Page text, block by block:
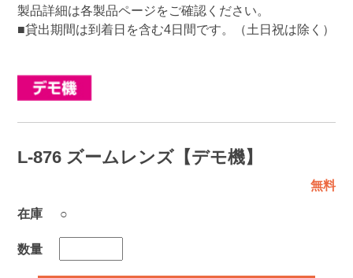
製品詳細は各製品ページをご確認ください。
■貸出期間は到着日を含む4日間です。（土日祝は除く）
L-876 ズームレンズ【デモ機】
無料
在庫
○
数量